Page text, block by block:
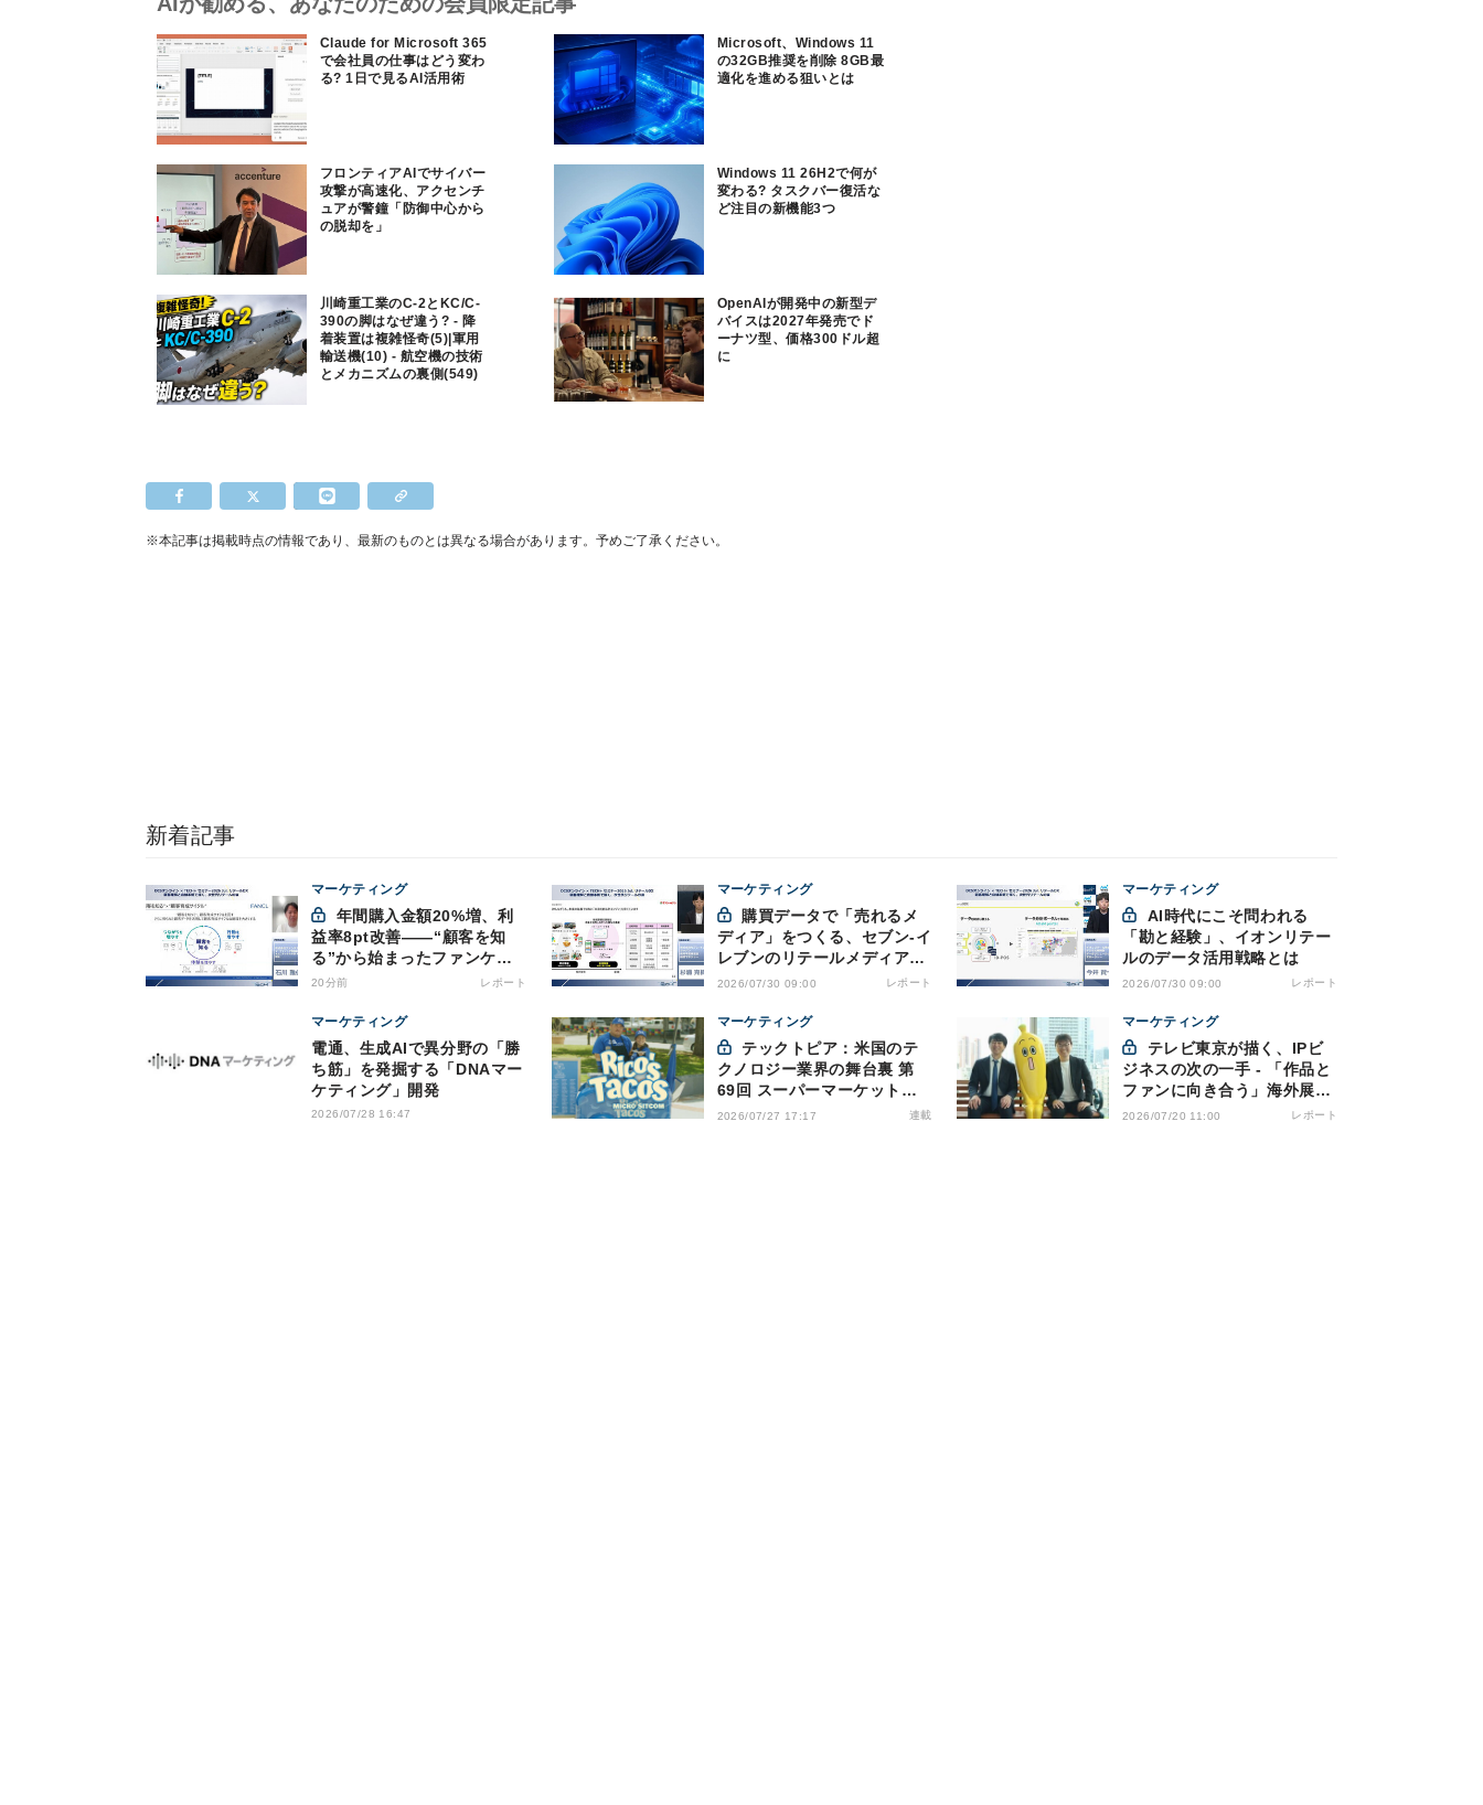
Claude for Microsoft 365
で会社員の仕事はどう変わ
る? 1日で見るAI活用術
Microsoft、Windows 11
の32GB推奨を削除 8GB最
適化を進める狙いとは
フロンティアAIでサイバー
攻撃が高速化、アクセンチ
ュアが警鐘「防御中心から
の脱却を」
Windows 11 26H2で何が
変わる? タスクバー復活な
ど注目の新機能3つ
川崎重工業のC-2とKC/C-
390の脚はなぜ違う? - 降
着装置は複雑怪奇(5)|軍用
輸送機(10) - 航空機の技術
とメカニズムの裏側(549)
OpenAIが開発中の新型デ
バイスは2027年発売でド
ーナツ型、価格300ドル超
に
※本記事は掲載時点の情報であり、最新のものとは異なる場合があります。予めご了承ください。
新着記事
マーケティング
益率8pt改善——“顧客を知
る”から始まったファンケル
の通販変革と、次に見据える
20分前 レポート
マーケティング
ディア」をつくる、セブン-イ
レブンのリテールメディア戦
略
2026/07/30 09:00 レポート
マーケティング
「勘と経験」、イオンリテー
ルのデータ活用戦略とは
2026/07/30 09:00 レポート
マーケティング
電通、生成AIで異分野の「勝
ち筋」を発掘する「DNAマー
ケティング」開発
2026/07/28 16:47
マーケティング
クノロジー業界の舞台裏 第
69回 スーパーマーケットが
ドラマを制作・配信 - 物語で
2026/07/27 17:17 連載
マーケティング
ジネスの次の一手 - 「作品と
ファンに向き合う」海外展開
とは
2026/07/20 11:00 レポート